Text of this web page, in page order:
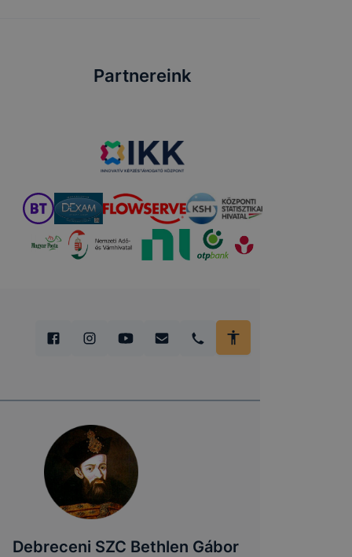
Partnereink
Debreceni SZC Bethlen Gábor